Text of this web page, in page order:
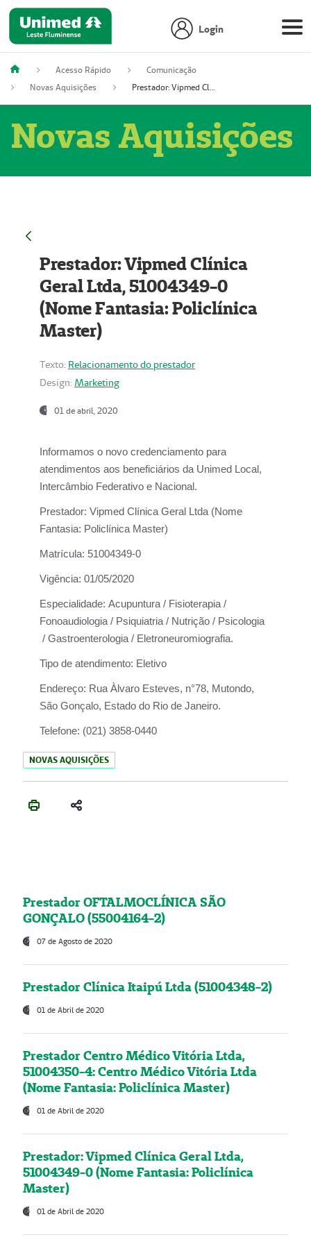
Login
Acesso Rápido
Comunicação
Novas Aquisições
Prestador: Vipmed Clínica Geral Ltda, 51004349-0 (Nome Fantasia: Policlínica Master)
Novas Aquisições
Prestador: Vipmed Clínica
Geral Ltda, 51004349-0
(Nome Fantasia: Policlínica
Master)
Texto: Relacionamento do prestador
Design: Marketing
01 de abril, 2020
Informamos o novo credenciamento para
atendimentos aos beneficiários da Unimed Local,
Intercâmbio Federativo e Nacional.
Prestador: Vipmed Clínica Geral Ltda (Nome
Fantasia: Policlínica Master)
Matrícula: 51004349-0
Vigência: 01/05/2020
Especialidade: Acupuntura / Fisioterapia /
Fonoaudiologia / Psiquiatria / Nutrição / Psicologia
/ Gastroenterologia / Eletroneuromiografia.
Tipo de atendimento: Eletivo
Endereço: Rua Àlvaro Esteves, n°78, Mutondo,
São Gonçalo, Estado do Rio de Janeiro.
Telefone: (021) 3858-0440
NOVAS AQUISIÇÕES
Prestador OFTALMOCLÍNICA SÃO
GONÇALO (55004164-2)
07 de Agosto de 2020
Prestador Clínica Itaipú Ltda (51004348-2)
01 de Abril de 2020
Prestador Centro Médico Vitória Ltda,
51004350-4: Centro Médico Vitória Ltda
(Nome Fantasia: Policlínica Master)
01 de Abril de 2020
Prestador: Vipmed Clínica Geral Ltda,
51004349-0 (Nome Fantasia: Policlínica
Master)
01 de Abril de 2020